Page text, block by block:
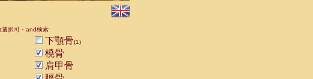
択可・and検索
下顎骨(1)
橈骨
肩甲骨